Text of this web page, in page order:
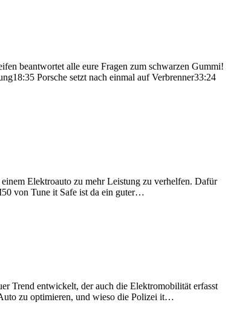
beantwortet alle eure Fragen zum schwarzen Gummi!
Porsche setzt nach einmal auf Verbrenner33:24
Elektroauto zu mehr Leistung zu verhelfen. Dafür
von Tune it Safe ist da ein guter…
Trend entwickelt, der auch die Elektromobilität erfasst
zu optimieren, und wieso die Polizei it…